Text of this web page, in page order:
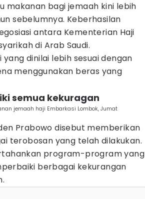
makanan bagi jemaah kini lebih
sebelumnya. Keberhasilan
antara Kementerian Haji
di Arab Saudi.
dinilai lebih sesuai dengan
menggunakan beras yang
semua kekuragan
jemaah haji Embarkasi Lombok, Jumat
Prabowo disebut memberikan
terobosan yang telah dilakukan.
program-program yang
berbagai kekurangan